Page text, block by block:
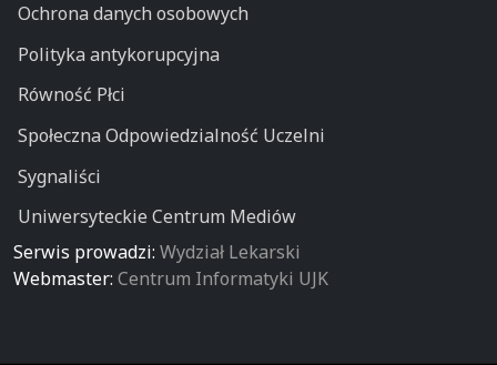
Ochrona danych osobowych
Polityka antykorupcyjna
Równość Płci
Społeczna Odpowiedzialność Uczelni
Sygnaliści
Uniwersyteckie Centrum Mediów
Serwis prowadzi: Wydział Lekarski
Webmaster: Centrum Informatyki UJK